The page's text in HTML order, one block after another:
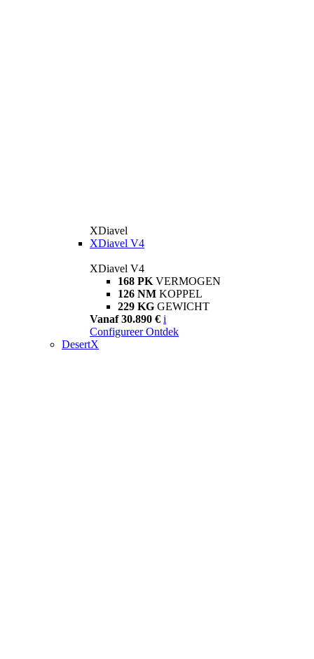
XDiavel
XDiavel V4
XDiavel V4
168 PK VERMOGEN
126 NM KOPPEL
229 KG GEWICHT
Vanaf 30.890 € i
Configureer Ontdek
DesertX